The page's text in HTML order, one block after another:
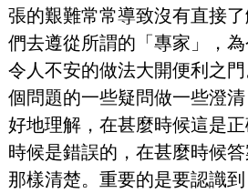
張的艱難常常導致沒有直接
們去遵從所謂的「專家」，
令人不安的做法大開便利之
個問題的一些疑問做一些澄
好地理解，在甚麼時候這是
時候是錯誤的，在甚麼時候
那樣清楚。重要的是要認識